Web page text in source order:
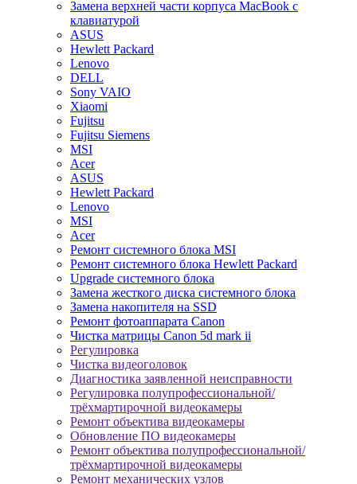
Замена верхней части корпуса MacBook с
клавиатурой
ASUS
Hewlett Packard
Lenovo
DELL
Sony VAIO
Xiaomi
Fujitsu
Fujitsu Siemens
MSI
Acer
ASUS
Hewlett Packard
Lenovo
MSI
Acer
Ремонт системного блока MSI
Ремонт системного блока Hewlett Packard
Upgrade системного блока
Замена жесткого диска системного блока
Замена накопителя на SSD
Ремонт фотоаппарата Canon
Чистка матрицы Canon 5d mark ii
Регулировка
Чистка видеоголовок
Диагностика заявленной неисправности
Регулировка полупрофессиональной/
трёхмартирочной видеокамеры
Ремонт объектива видеокамеры
Обновление ПО видеокамеры
Ремонт объектива полупрофессиональной/
трёхмартирочной видеокамеры
Ремонт механических узлов